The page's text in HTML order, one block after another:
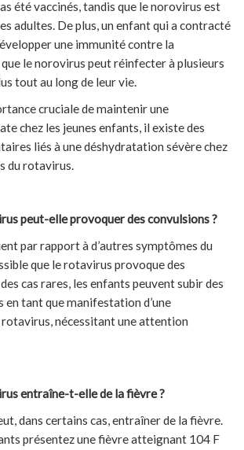
été vaccinés, tandis que le norovirus est
adultes. De plus, un enfant qui a contracté
une immunité contre la
le norovirus peut réinfecter à plusieurs
tout au long de leur vie.
cruciale de maintenir une
chez les jeunes enfants, il existe des
liés à une déshydratation sévère chez
du rotavirus.
peut-elle provoquer des convulsions ?
par rapport à d’autres symptômes du
que le rotavirus provoque des
cas rares, les enfants peuvent subir des
en tant que manifestation d’une
nécessitant une attention
entraîne-t-elle de la fièvre ?
dans certains cas, entraîner de la fièvre.
présentez une fièvre atteignant 104 F